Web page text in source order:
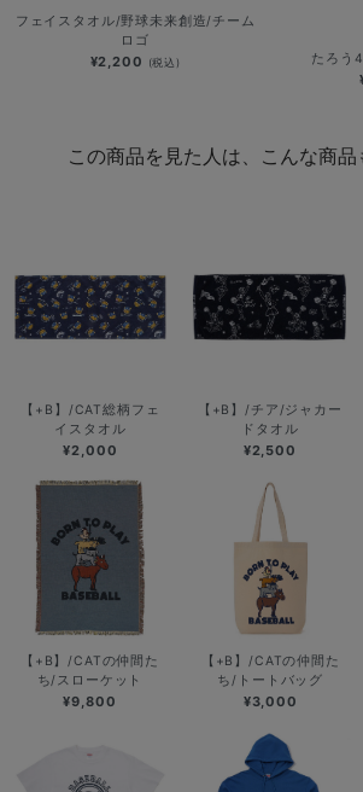
フェイスタオル/野球未来創造/チーム
ロゴ
¥2,200 (税込) たろう
この商品を見た人は、こんな商
【+B】/CAT総柄フェ
イスタオル
¥2,000
【+B】/チア/ジャカー
ドタオル
¥2,500
【+B】/CATの仲間た
ち/スローケット
¥9,800
【+B】/CATの仲間た
ち/トートバッグ
¥3,000